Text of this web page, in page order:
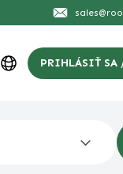
PRIHLÁSIŤ SA